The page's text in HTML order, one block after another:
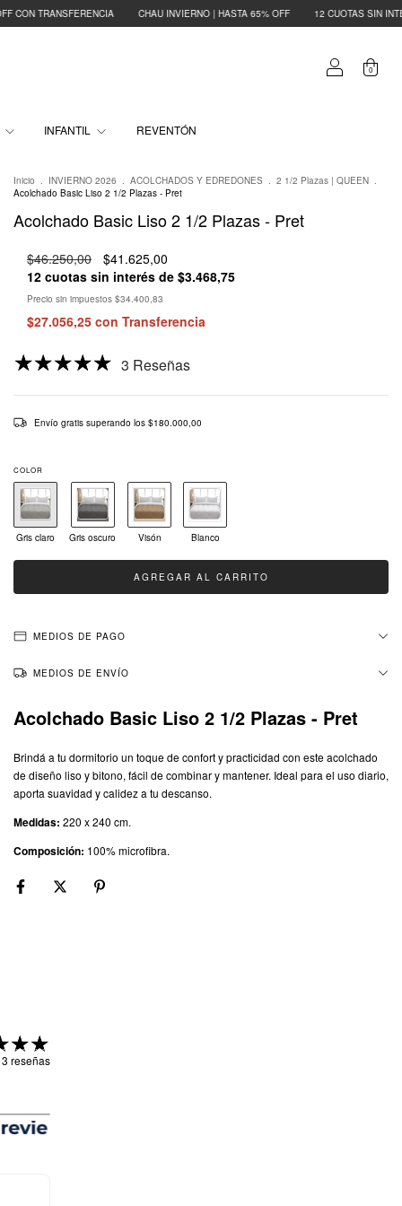
| HASTA 65% OFF 12 CUOTAS SIN INTERÉS 35% OFF CON
0
INFANTIL REVENTÓN
Inicio . INVIERNO 2026 . ACOLCHADOS Y EDREDONES . 2 1/2 Plazas | QUEEN .
Acolchado Basic Liso 2 1/2 Plazas - Pret
Acolchado Basic Liso 2 1/2 Plazas - Pret
$46.250,00
$41.625,00
12 cuotas sin interés de $3.468,75
Precio sin impuestos $34.400,83
$27.056,25 con Transferencia
3 Reseñas
Envío gratis superando los $180.000,00
COLOR
Gris claro Gris oscuro Visón Blanco
MEDIOS DE PAGO
MEDIOS DE ENVÍO
Acolchado Basic Liso 2 1/2 Plazas - Pret
Brindá a tu dormitorio un toque de confort y practicidad con este acolchado
de diseño liso y bitono, fácil de combinar y mantener. Ideal para el uso diario,
aporta suavidad y calidez a tu descanso.
Medidas: 220 x 240 cm.
Composición: 100% microfibra.
reseñas